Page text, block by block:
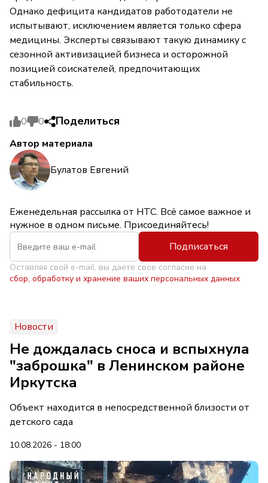
Однако дефицита кандидатов работодатели не
испытывают, исключением является только сфера
медицины. Эксперты связывают такую динамику с
сезонной активизацией бизнеса и осторожной
позицией соискателей, предпочитающих
стабильность.
0 0 Поделиться
Автор материала
Булатов Евгений
Еженедельная рассылка от НТС. Всё самое важное и
нужное в одном письме. Присоединяйтесь!
Подписаться
Оставляя свой e-mail, вы даете свое согласие на
сбор, обработку и хранение ваших персональных данных
Новости
Не дождалась сноса и вспыхнула
"заброшка" в Ленинском районе
Иркутска
Объект находится в непосредственной близости от
детского сада
10.08.2026 - 18:00